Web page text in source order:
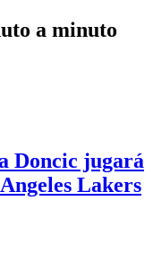
a minuto
Doncic jugará
Lakers